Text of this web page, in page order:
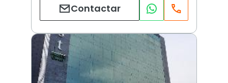
Contactar